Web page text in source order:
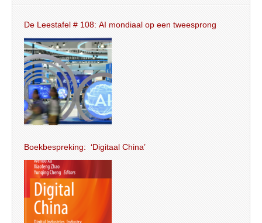
De Leestafel # 108: AI mondiaal op een tweesprong
Boekbespreking: ‘Digitaal China’